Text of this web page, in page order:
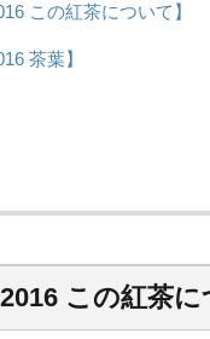
この紅茶について】
茶葉】
この紅茶に